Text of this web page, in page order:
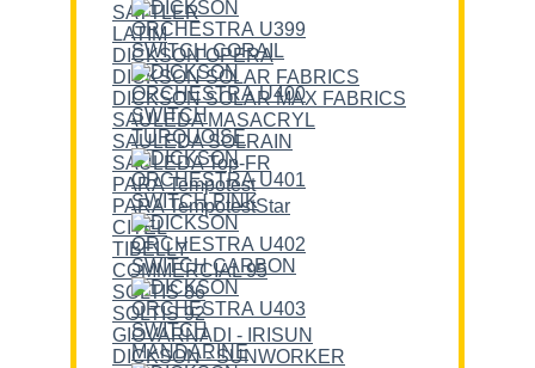
SATTLER
LATIM
DICKSON OPERA
DICKSON SOLAR FABRICS
DICKSON SOLAR MAX FABRICS
SAULEDA MASACRYL
SAULEDA SOLRAIN
SAULEDA Top-FR
PARA Tempotest
PARA TempotestStar
CITEL
TIBELLY
COMMERCIAL 95
SOLTIS 86
SOLTIS 92
GIOVARNADI - IRISUN
DICKSON - SUNWORKER